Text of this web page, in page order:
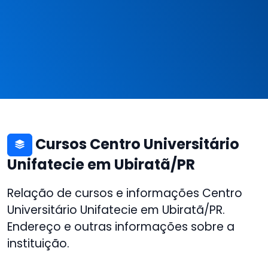
Cursos Centro Universitário
Unifatecie em Ubiratã/PR
Relação de cursos e informações Centro
Universitário Unifatecie em Ubiratã/PR.
Endereço e outras informações sobre a
instituição.